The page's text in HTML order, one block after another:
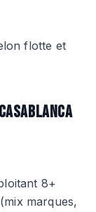
flotte et
8+
marques,